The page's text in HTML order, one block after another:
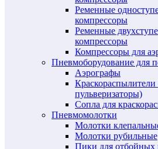
Ременные
компрессоры
Ременные
компрессоры
Компрессоры для
Пневмоборудование для
Аэрографы
Краскораспылители
пульверизаторы)
Сопла для
Пневмомолотки
Молотки
Молотки рубильные
Пики для отбойных